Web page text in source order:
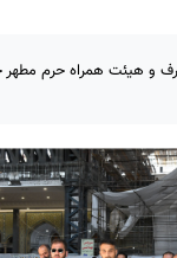
و هیئت همراه حرم مطهر